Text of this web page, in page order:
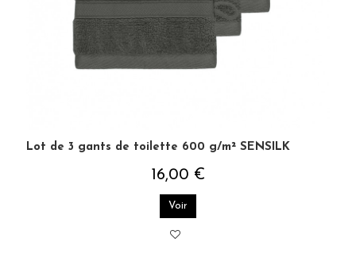
Lot de 3 gants de toilette 600 g/m² SENSILK
16,00 €
Voir